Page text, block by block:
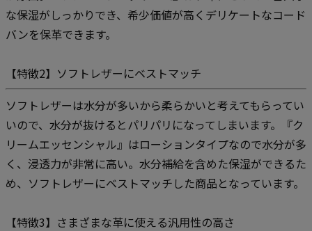
な保湿がしっかりでき、希少価値が高くデリケートなコード
バンを保革できます。
【特徴2】ソフトレザーにベストマッチ
ソフトレザーは水分が多いから柔らかいと考えてもらってい
いので、水分が抜けるとパリパリになってしまいます。『ク
リームエッセンシャル』はローションタイプなので水分が多
く、浸透力が非常に高い。水分補給を含めた保湿ができるた
め、ソフトレザーにベストマッチした商品となっています。
【特徴3】さまざまな革に使える汎用性の高さ